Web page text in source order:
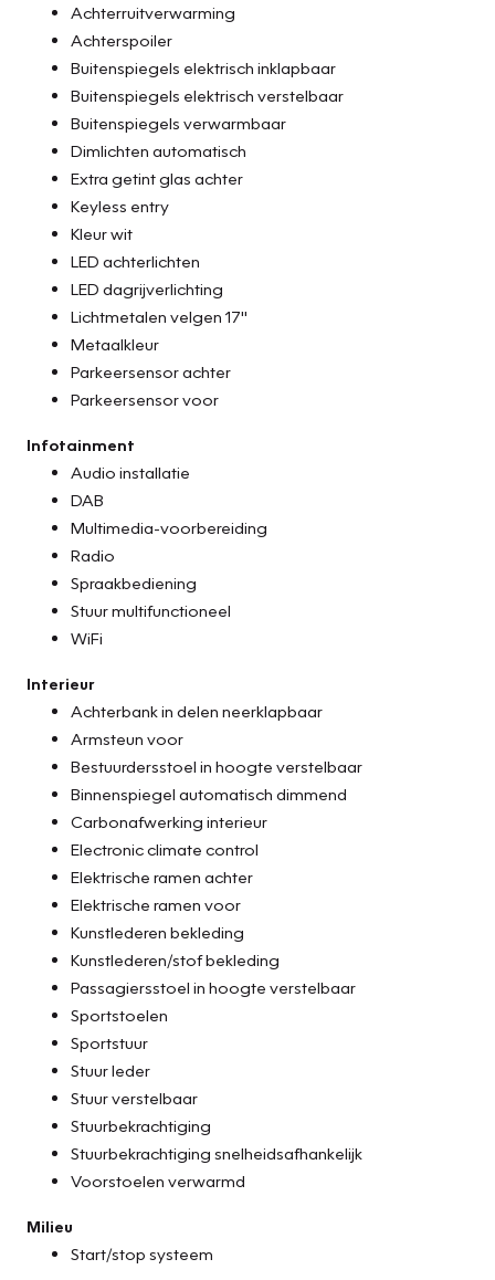
Achterruitverwarming
Achterspoiler
Buitenspiegels elektrisch inklapbaar
Buitenspiegels elektrisch verstelbaar
Buitenspiegels verwarmbaar
Dimlichten automatisch
Extra getint glas achter
Keyless entry
Kleur wit
LED achterlichten
LED dagrijverlichting
Lichtmetalen velgen 17"
Metaalkleur
Parkeersensor achter
Parkeersensor voor
Infotainment
Audio installatie
DAB
Multimedia-voorbereiding
Radio
Spraakbediening
Stuur multifunctioneel
WiFi
Interieur
Achterbank in delen neerklapbaar
Armsteun voor
Bestuurdersstoel in hoogte verstelbaar
Binnenspiegel automatisch dimmend
Carbonafwerking interieur
Electronic climate control
Elektrische ramen achter
Elektrische ramen voor
Kunstlederen bekleding
Kunstlederen/stof bekleding
Passagiersstoel in hoogte verstelbaar
Sportstoelen
Sportstuur
Stuur leder
Stuur verstelbaar
Stuurbekrachtiging
Stuurbekrachtiging snelheidsafhankelijk
Voorstoelen verwarmd
Milieu
Start/stop systeem